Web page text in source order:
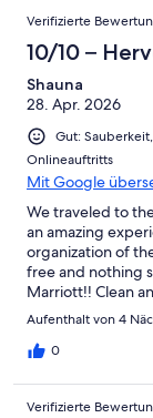
Verifizierte
10/10 –
Shauna
28. Apr. 2026
Gut:
Onlineauftritts
Mit Google
We traveled to
an amazing
organization of
free and nothing
Marriott!! Clean
night!! Will
Aufenthalt von 4
0
Verifizierte